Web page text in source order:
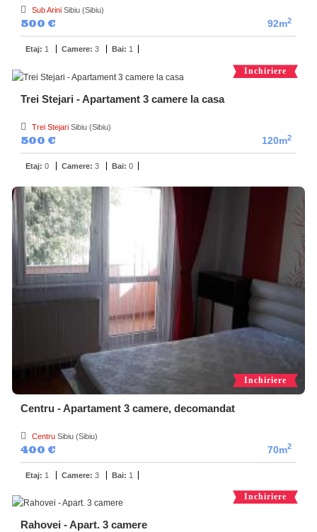
Sub Arini Sibiu (Sibiu)
500 € 92m2
Etaj: 1 Camere: 3 Bai: 1
Inchiriere
Trei Stejari - Apartament 3 camere la casa
Trei Stejari Sibiu (Sibiu)
500 € 120m2
Etaj: 0 Camere: 3 Bai: 0
Inchiriere
Centru - Apartament 3 camere, decomandat
Centru Sibiu (Sibiu)
400 € 70m2
Etaj: 1 Camere: 3 Bai: 1
Inchiriere
Rahovei - Apart. 3 camere